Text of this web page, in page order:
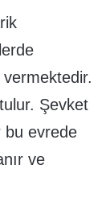
Şevket
bu evrede
ve